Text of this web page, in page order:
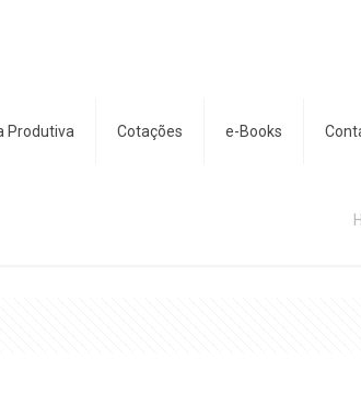
Produtiva Cotações e-Books